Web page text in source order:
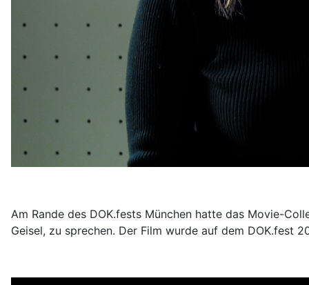
Am Rande des DOK.fests München hatte das Movie-
Geisel, zu sprechen. Der Film wurde auf dem DOK.fest